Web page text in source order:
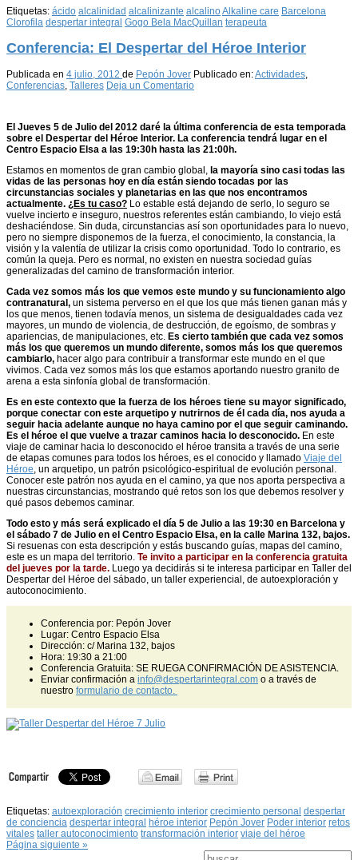
Etiquetas: ácido alcalinidad alcalinizante alcalinoAlkaline care Barcelona
Clorofila despertar integral Gogo Bela MacQuillan terapeuta
Conferencia: El Despertar del Héroe Interior
Publicada en 4 julio, 2012 de Pepón Jover Publicado en:Actividades,
Conferencias, Talleres Deja un Comentario
El Jueves 5 de Julio del 2012 daré la última conferencia de esta temporada
sobre el Despertar del Héroe Interior. La conferencia tendrá lugar en el
Centro Espacio Elsa a las 19:30h hasta las 21:00h.
Estamos en momentos de gran cambio global, la mayoría sino casi todas las
vidas de las personas hoy en día están siendo tocadas por las
circunstancias sociales y planetarias en las que nos encontramos
actualmente. ¿Es tu caso? Lo estable está dejando de serlo, lo seguro se
vuelve incierto e inseguro, nuestros referentes están cambiando, lo viejo está
deshaciéndose. Sin duda, circunstancias así son oportunidades para lo nuevo,
pero no siempre disponemos de la fuerza, el conocimiento, la constancia, la
visión y la valentía de utilizar la crisis como oportunidad. Todo lo contrario, es
común la queja. Pero es normal, no existen en nuestra sociedad guías
generalizadas del camino de transformación interior.
Cada vez somos más los que vemos este mundo y su funcionamiento algo
contranatural, un sistema perverso en el que los que más tienen ganan más y
los que menos, tienen todavía menos, un sistema de desigualdades cada vez
mayores, un mundo de violencia, de destrucción, de egoísmo, de sombras y
apariencias, de manipulaciones, etc. Es cierto también que cada vez somos
más los que queremos un mundo diferente, somos más los que queremos
cambiarlo, hacer algo para contribuir a transformar este mundo en el que
vivimos. Cada vez somos más los que estamos aportando nuestro granito de
arena a esta sinfonía global de transformación.
Es en este contexto que la fuerza de los héroes tiene su mayor significado,
porque conectar con este arquetipo y nutrirnos de él cada día, nos ayuda a
seguir hacia adelante aunque no haya camino por el que seguir caminando.
Es el héroe el que vuelve a trazar caminos hacia lo desconocido. En este
viaje de caminar hacia lo desconocido el héroe transita a través de una serie
de etapas comunes para todos los héroes, es el conocido y llamado Viaje del
Héroe, un arquetipo, un patrón psicológico-espiritual de evolución personal.
Conocer este patrón nos ayuda en el camino, ya que nos aporta perspectiva a
nuestras circunstancias, mostrando qué retos son los que debemos resolver y
qué pasos debemos caminar.
Todo esto y más será explicado el día 5 de Julio a las 19:30 en Barcelona y
el sábado 7 de Julio en el Centro Espacio Elsa, en la calle Marina 132, bajos.
Si resuenas con esta descripción y estás buscando guías, mapas del camino,
este es un mapa del territorio. Te invito a participar en la conferencia gratuita
del jueves por la tarde. Luego ya decidirás si te interesa participar en Taller del
Despertar del Héroe del sábado, un taller experiencial, de autoexploración y
autoconocimiento.
Conferencia por: Pepón Jover
Lugar: Centro Espacio Elsa
Dirección: c/ Marina 132, bajos
Hora: 19:30 a 21:00
Conferencia Gratuita: SE RUEGA CONFIRMACIÓN DE ASISTENCIA.
Enviar confirmación a info@despertarintegral.com o a través de
nuestro formulario de contacto.
Etiquetas: autoexploración crecimiento interior crecimiento personal despertar
de conciencia despertar integral héroe interior Pepón Jover Poder interior retos
vitales taller autoconocimiento transformación interior viaje del héroe
Página siguiente »